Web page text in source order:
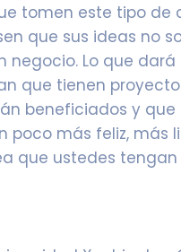
tomen este tipo de
que sus ideas no
negocio. Lo que
que tienen
beneficiados y
poco más feliz, más
que ustedes